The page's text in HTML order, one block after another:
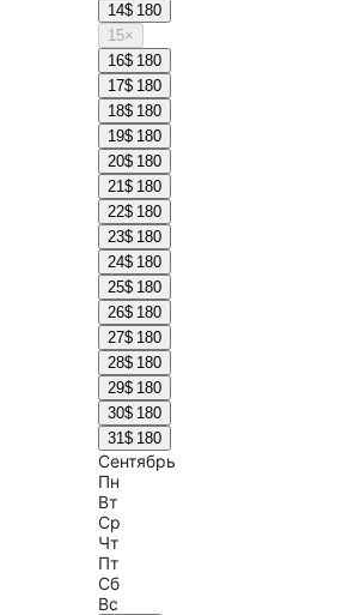
14$ 180
15×
16$ 180
17$ 180
18$ 180
19$ 180
20$ 180
21$ 180
22$ 180
23$ 180
24$ 180
25$ 180
26$ 180
27$ 180
28$ 180
29$ 180
30$ 180
31$ 180
Сентябрь
Пн
Вт
Ср
Чт
Пт
Сб
Вс